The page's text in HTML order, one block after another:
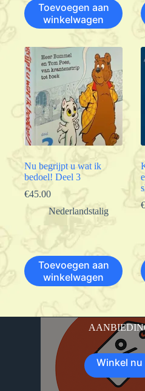
€29.95.
€14.95.
Toevoegen aan
winkelwagen
Nu begrijpt u wat ik
bedoel! Deel 3
€45.00
Nederlandstalig
Toevoegen aan
winkelwagen
Winkel nu